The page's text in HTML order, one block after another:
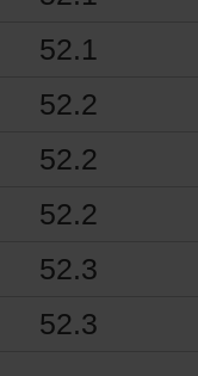
52.1
52.2
52.2
52.2
52.3
52.3